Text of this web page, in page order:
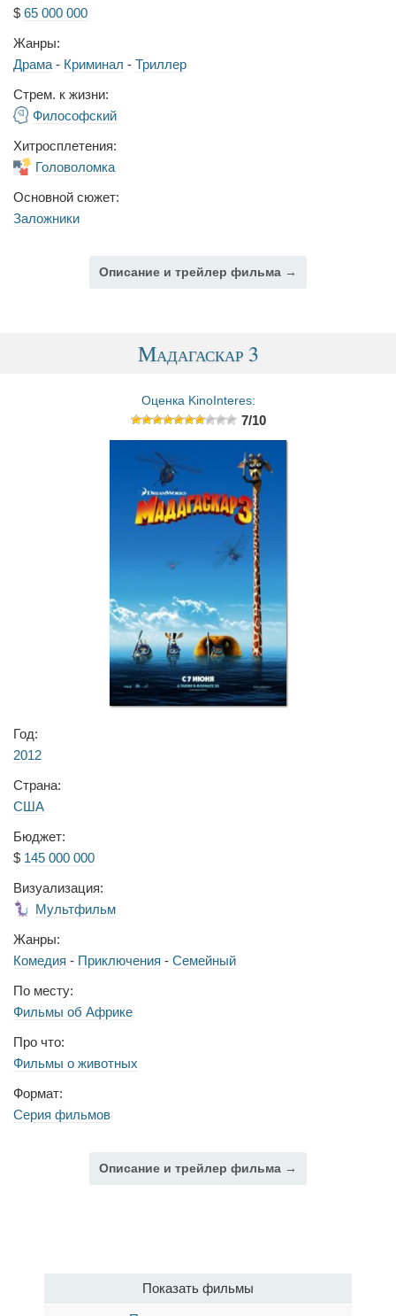
$ 65 000 000
Жанры:
Драма - Криминал - Триллер
Стрем. к жизни:
Философский
Хитросплетения:
Головоломка
Основной сюжет:
Заложники
Описание и трейлер фильма →
Мадагаскар 3
Оценка KinoInteres:
7/10
Год:
2012
Страна:
США
Бюджет:
$ 145 000 000
Визуализация:
Мультфильм
Жанры:
Комедия - Приключения - Семейный
По месту:
Фильмы об Африке
Про что:
Фильмы о животных
Формат:
Серия фильмов
Описание и трейлер фильма →
Показать фильмы